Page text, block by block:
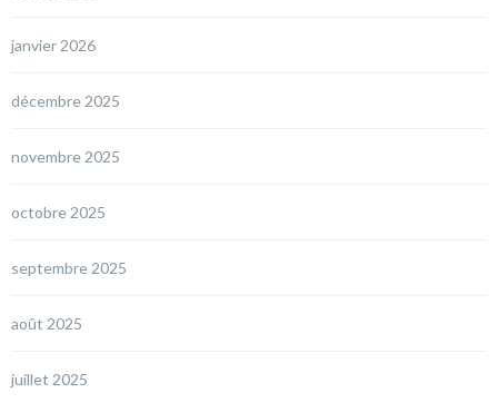
janvier 2026
décembre 2025
novembre 2025
octobre 2025
septembre 2025
août 2025
juillet 2025